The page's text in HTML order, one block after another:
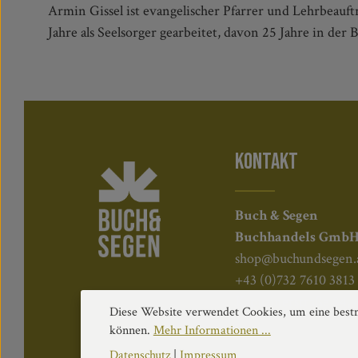
Armin Gissel ist evangelischer Pfarrer und
Jahre als Seelsorger gearbeitet, davon 25 Jahre in
KONTAKT
Buch & Segen
Buchhandels GmbH
+43 (0)732 7610 3813
Diese Website verwendet Cookies, um eine
können. Mehr Informationen ...